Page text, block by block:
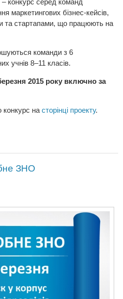
– конкурс серед команд
маркетингових бiзнес-кейсiв,
та стартапами, що працюють на
команди з 6
учнів 8–11 класів.
2015 року включно за
конкурс на сторінці проекту.
ЗНО